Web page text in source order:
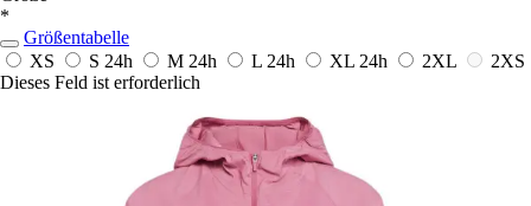
*
Größentabelle
XS
S 24h M 24h L 24h XL 24h 2XL
2XS
Dieses Feld ist erforderlich